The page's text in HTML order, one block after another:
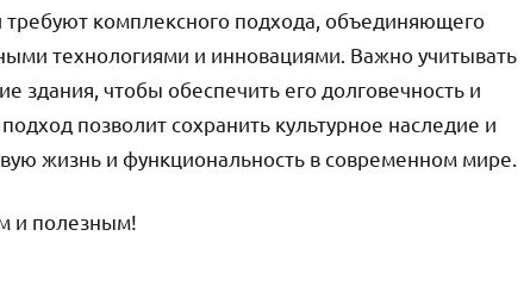
комплексного подхода, объединяющего
технологиями и инновациями. Важно учитывать
здания, чтобы обеспечить его долговечность и
позволит сохранить культурное наследие и
жизнь и функциональность в современном мире.
и полезным!